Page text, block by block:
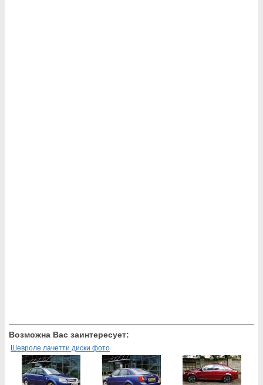
Возможна Вас заинтересует:
Шевроле лачетти диски фото